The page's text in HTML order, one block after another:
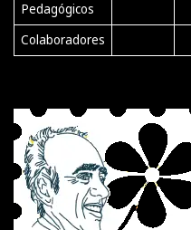
Pedagógicos
Colaboradores